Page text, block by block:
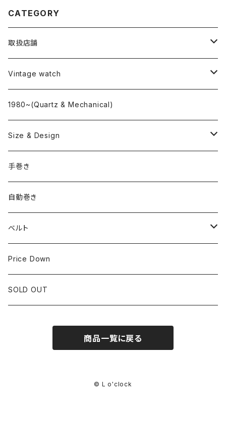
CATEGORY
取扱店舗
L o'clock
"delve"
Vintage watch
海外ブランド
OMEGA
ROLEX
国産ブランド
SEIKO
CITIZEN
1980~(Quartz & Mechanical)
Size & Design
~24.9mm
25mm~29.9mm
30mm~34.9mm
35mm~39.9mm
40mm~
手巻き
自動巻き
ベルト
HIRSCHベルト
SSブレスレット
Price Down
SOLD OUT
商品一覧に戻る
© L o'clock